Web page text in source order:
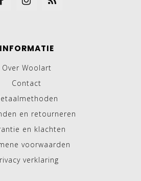
INFORMATIE
Over Woolart
Contact
en retourneren
en klachten
voorwaarden
verklaring